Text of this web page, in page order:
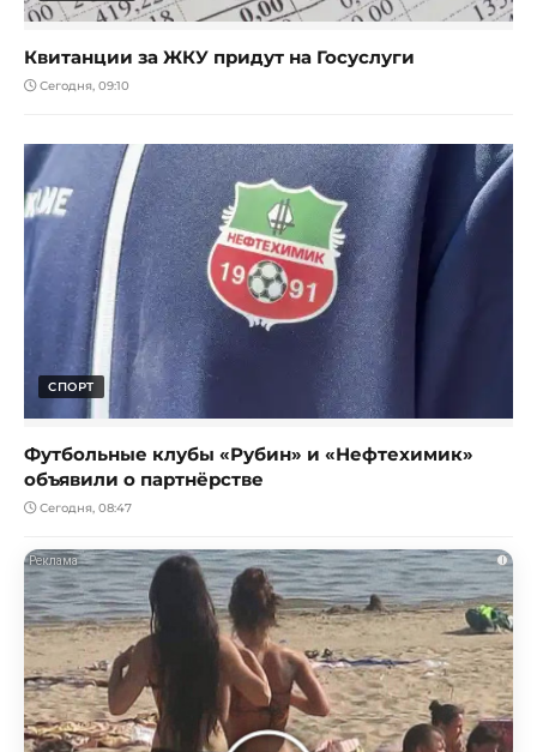
Квитанции за ЖКУ придут на Госуслуги
Сегодня, 09:10
СПОРТ
Футбольные клубы «Рубин» и «Нефтехимик»
объявили о партнёрстве
Сегодня, 08:47
i